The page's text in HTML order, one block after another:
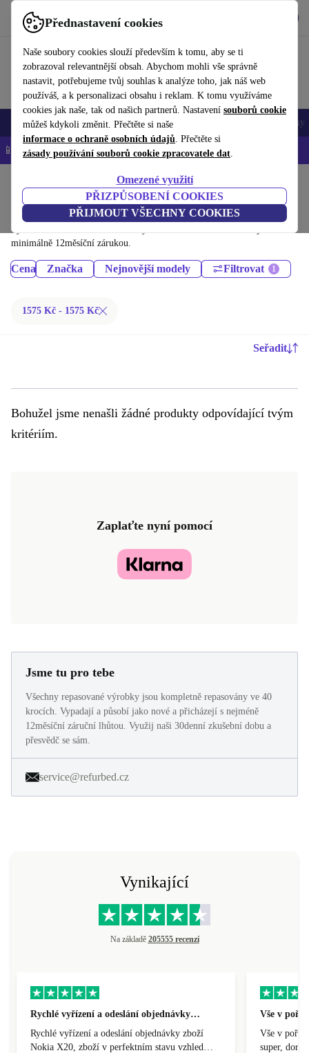
Přednastavení cookies
Naše soubory cookies slouží především k tomu, aby se ti
zobrazoval relevantnější obsah. Abychom mohli vše správně
nastavit, potřebujeme tvůj souhlas k analýze toho, jak náš web
používáš, a k personalizaci obsahu i reklam. K tomu využíváme
cookies jak naše, tak od našich partnerů. Nastavení souborů cookie
můžeš kdykoli změnit. Přečtěte si naše
informace o ochraně osobních údajů. Přečtěte si
zásady používání souborů cookie zpracovatele dat.
Omezené využití
PŘIZPŮSOBENÍ COOKIES
PŘIJMOUT VŠECHNY COOKIES
Používejte refurbed rychle a snadno
Mobily a smartphony Notebooky Tablety Doplňky
📱 -5 % NAVÍC na všechny iPhony – kód: IPHONEDEAL-
Tablety:
Vysoce kvalitní renovované tablety za skvělou cenu. Udržitelnější volba s
minimálně 12měsíční zárukou.
Cena Značka Nejnovější modely Filtrovat
1575 Kč - 1575 Kč
Seřadit
Bohužel jsme nenašli žádné produkty odpovídající tvým
kritériím.
Zaplaťte nyní pomocí
Jsme tu pro tebe
Všechny repasované výrobky jsou kompletně repasovány ve 40
krocích. Vypadají a působí jako nové a přicházejí s nejméně
12měsíční záruční lhůtou. Využij naši 30denní zkušební dobu a
přesvědč se sám.
service@refurbed.cz
Vynikající
Na základě 205555 recenzí
Rychlé vyřízení a odeslání objednávky…
Rychlé vyřízení a odeslání objednávky zboží
Nokia X20, zboží v perfektním stavu vzhled
Vše v
Vše v
super,